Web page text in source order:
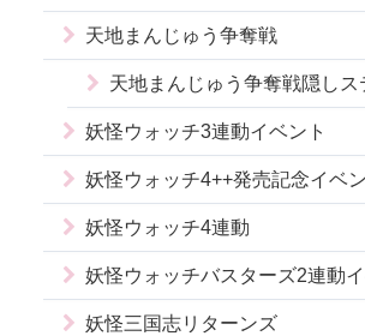
天地まんじゅう争奪戦
天地まんじゅう争奪戦隠しス
妖怪ウォッチ3連動イベント
妖怪ウォッチ4++発売記念イベ
妖怪ウォッチ4連動
妖怪ウォッチバスターズ2連動
妖怪三国志リターンズ